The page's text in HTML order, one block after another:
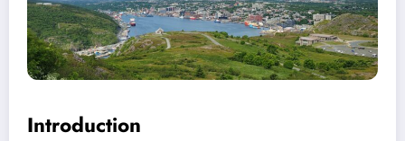
Introduction